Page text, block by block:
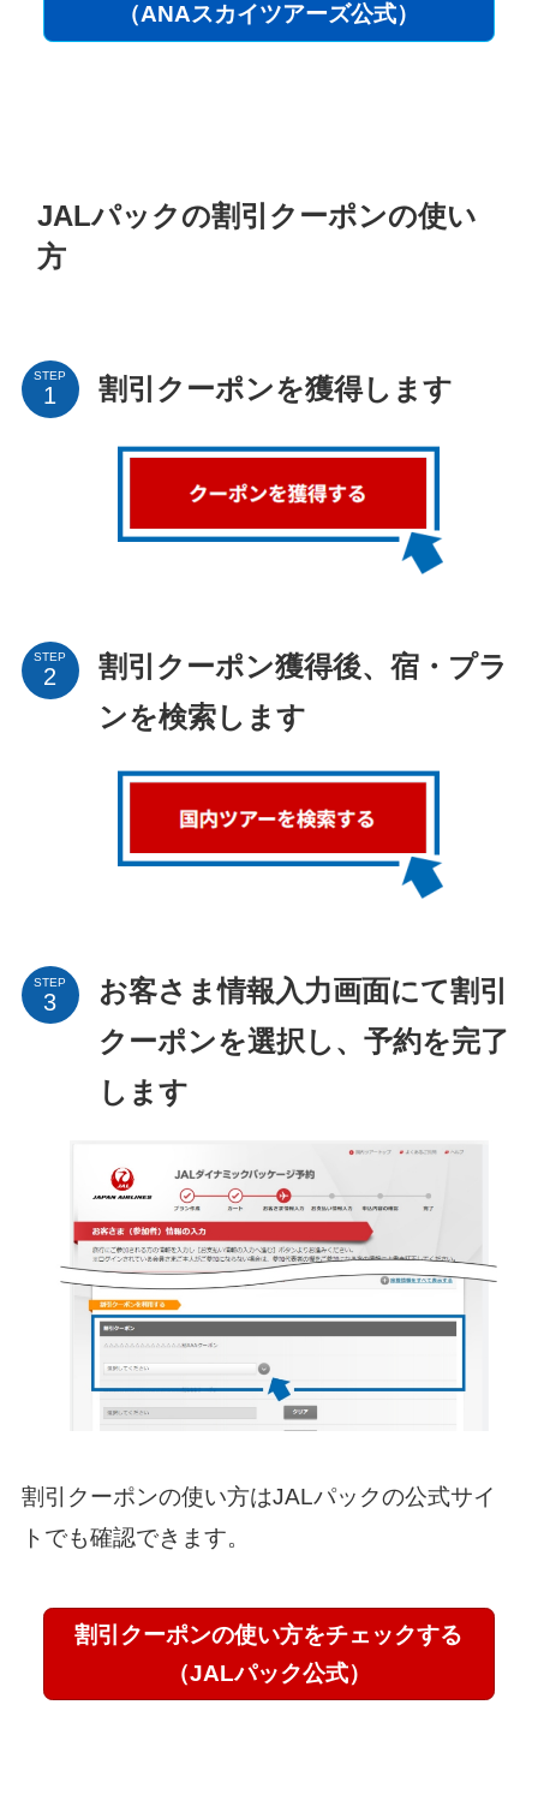
（ANAスカイツアーズ公式）
JALパックの割引クーポンの使い
方
STEP 割引クーポンを獲得します
STEP
割引クーポン獲得後、宿・プラ
ンを検索します
STEP
お客さま情報入力画面にて割引
クーポンを選択し、予約を完了
します
割引クーポンの使い方はJALパックの公式サイ
トでも確認できます。
割引クーポンの使い方をチェックする
（JALパック公式）